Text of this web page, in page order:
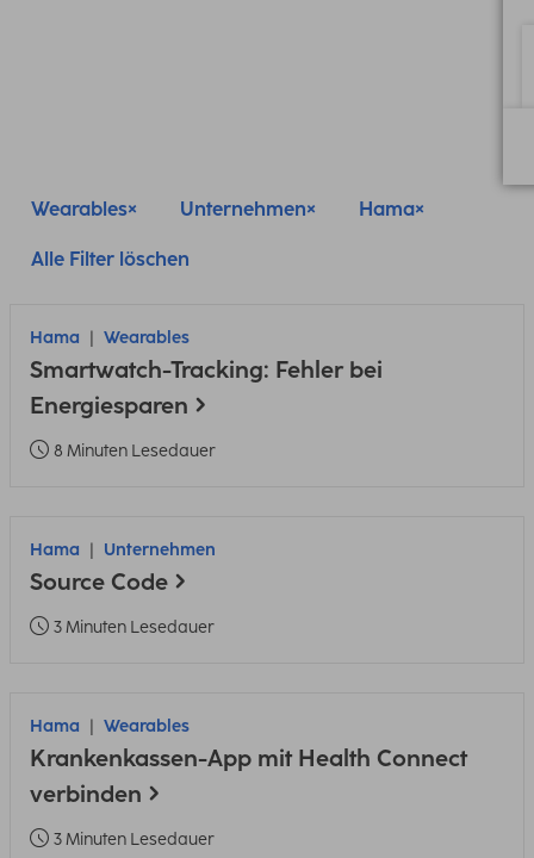
Wearables Unternehmen Hama
Alle Filter löschen
Hama Wearables
Smartwatch-Tracking: Fehler bei
Energiesparen
8 Minuten Lesedauer
Hama Unternehmen
Source Code
3 Minuten Lesedauer
Hama Wearables
Krankenkassen-App mit Health Connect
verbinden
3 Minuten Lesedauer